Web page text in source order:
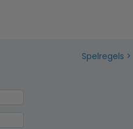
Spelregels